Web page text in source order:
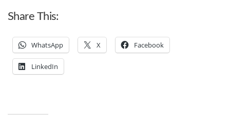
Share This:
WhatsApp X Facebook
LinkedIn